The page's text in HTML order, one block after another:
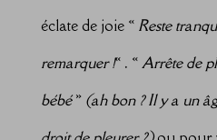
éclate de joie « Reste
remarquer !« . «Arrête de
bébé» (ah bon ? Il y a un